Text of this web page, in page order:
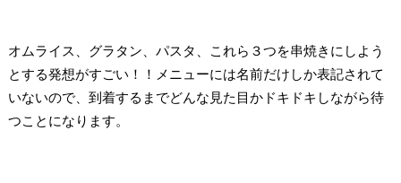
オムライス、グラタン、パスタ、これら３つを串焼きにしよう
とする発想がすごい！！メニューには名前だけしか表記されて
いないので、到着するまでどんな見た目かドキドキしながら待
つことになります。